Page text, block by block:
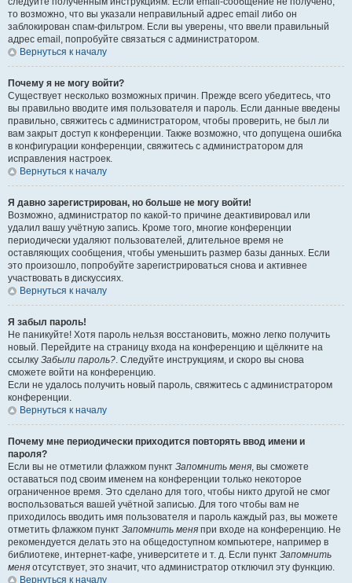
то возможно, что вы указали неправильный адрес email либо он
заблокирован спам-фильтром. Если вы уверены, что ввели правильный
адрес email, попробуйте связаться с администратором.
Вернуться к началу
Почему я не могу войти?
Существует несколько возможных причин. Прежде всего убедитесь, что
вы правильно вводите имя пользователя и пароль. Если данные введены
правильно, свяжитесь с администратором, чтобы проверить, не был ли
вам закрыт доступ к конференции. Также возможно, что допущена ошибка
в конфигурации конференции, свяжитесь с администратором для
исправления настроек.
Вернуться к началу
Я давно зарегистрирован, но больше не могу войти!
Возможно, администратор по какой-то причине деактивировал или
удалил вашу учётную запись. Кроме того, многие конференции
периодически удаляют пользователей, длительное время не
оставляющих сообщения, чтобы уменьшить размер базы данных. Если
это произошло, попробуйте зарегистрироваться снова и активнее
участвовать в дискуссиях.
Вернуться к началу
Я забыл пароль!
Не паникуйте! Хотя пароль нельзя восстановить, можно легко получить
новый. Перейдите на страницу входа на конференцию и щёлкните на
ссылку Забыли пароль?. Следуйте инструкциям, и скоро вы снова
сможете войти на конференцию.
Если не удалось получить новый пароль, свяжитесь с администратором
конференции.
Вернуться к началу
Почему мне периодически приходится повторять ввод имени и
пароля?
Если вы не отметили флажком пункт Запомнить меня, вы сможете
оставаться под своим именем на конференции только некоторое
ограниченное время. Это сделано для того, чтобы никто другой не смог
воспользоваться вашей учётной записью. Для того чтобы вам не
приходилось вводить имя пользователя и пароль каждый раз, вы можете
отметить флажком пункт Запомнить меня при входе на конференцию. Не
рекомендуется делать это на общедоступном компьютере, например в
библиотеке, интернет-кафе, университете и т. д. Если пункт Запомнить
меня отсутствует, это значит, что администратор отключил эту функцию.
Вернуться к началу